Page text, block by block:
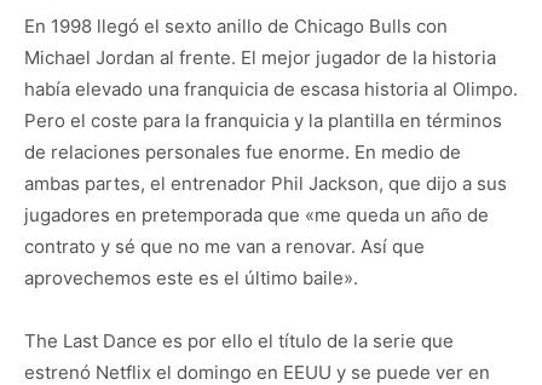
En 1998 llegó el sexto anillo de Chicago Bulls con
Michael Jordan al frente. El mejor jugador de la historia
había elevado una franquicia de escasa historia al Olimpo.
Pero el coste para la franquicia y la plantilla en términos
de relaciones personales fue enorme. En medio de
ambas partes, el entrenador Phil Jackson, que dijo a sus
jugadores en pretemporada que «me queda un año de
contrato y sé que no me van a renovar. Así que
aprovechemos este es el último baile».
The Last Dance es por ello el título de la serie que
estrenó Netflix el domingo en EEUU y se puede ver en